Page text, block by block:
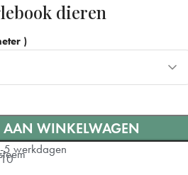
dieren
)
AAN WINKELWAGEN
5 werkdagen